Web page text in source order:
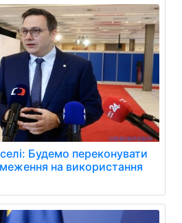
Будемо переконувати
на використання